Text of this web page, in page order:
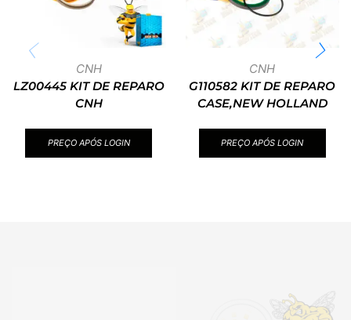
CNH
LZ00445 KIT DE REPARO
CNH
PREÇO APÓS LOGIN
CNH
G110582 KIT DE REPARO
CASE,NEW HOLLAND
PREÇO APÓS LOGIN